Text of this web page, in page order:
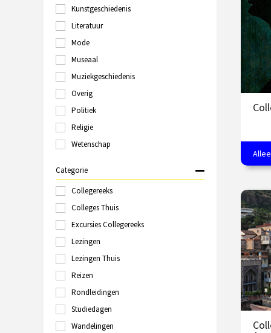
Groningen
Haarlem
Kampen
Kopenhagen
Leeuwarden
Leiden
Londen
Online
Polen
Rotterdam
Schiedam
Sittard
Tallinn
Turkije
Utrecht
Wenen
Kunstgeschiedenis
Literatuur
Mode
Museaal
Muziekgeschiedenis
Overig
Politiek
Religie
Wetenschap
Categorie
Collegereeks
Colleges Thuis
Excursies Collegereeks
Lezingen
Lezingen Thuis
Reizen
Rondleidingen
Studiedagen
Wandelingen